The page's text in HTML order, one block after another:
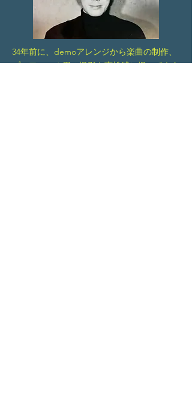
34年前に、demo​アレンジから楽曲の制作、
プロフィール用の撮影も恵松浦に撮ってもら